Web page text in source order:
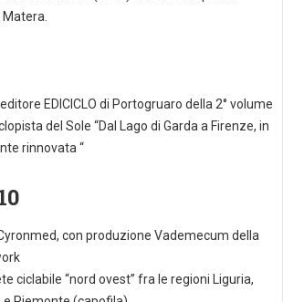
EDICICLO di Portogruaro della 2° volume
del Sole “Dal Lago di Garda a Firenze, in
rinnovata “
con produzione Vademecum della
ciclabile “nord ovest” fra le regioni Liguria,